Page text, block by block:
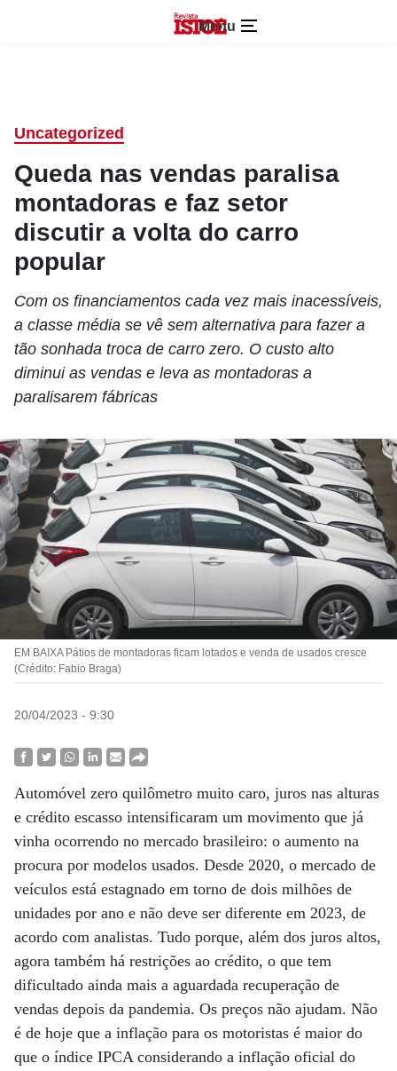
Menu
Uncategorized
Queda nas vendas paralisa
montadoras e faz setor
discutir a volta do carro
popular
Com os financiamentos cada vez mais inacessíveis,
a classe média se vê sem alternativa para fazer a
tão sonhada troca de carro zero. O custo alto
diminui as vendas e leva as montadoras a
paralisarem fábricas
EM BAIXA Pátios de montadoras ficam lotados e venda de usados cresce
(Crédito: Fabio Braga)
20/04/2023 - 9:30
Automóvel zero quilômetro muito caro, juros nas alturas
e crédito escasso intensificaram um movimento que já
vinha ocorrendo no mercado brasileiro: o aumento na
procura por modelos usados. Desde 2020, o mercado de
veículos está estagnado em torno de dois milhões de
unidades por ano e não deve ser diferente em 2023, de
acordo com analistas. Tudo porque, além dos juros altos,
agora também há restrições ao crédito, o que tem
dificultado ainda mais a aguardada recuperação de
vendas depois da pandemia. Os preços não ajudam. Não
é de hoje que a inflação para os motoristas é maior do
que o índice IPCA considerando a inflação oficial do